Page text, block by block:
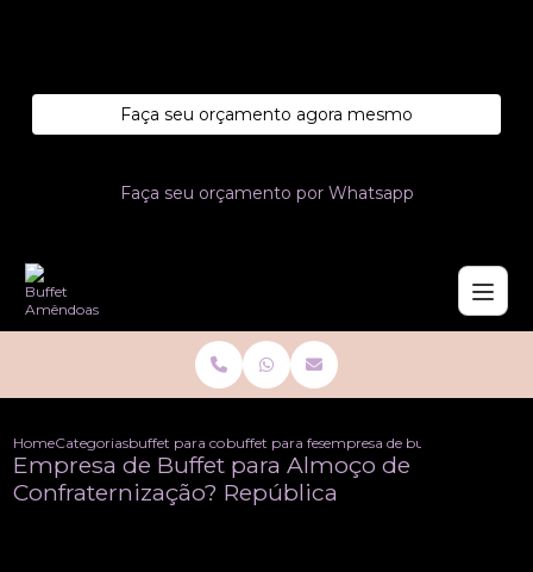
Faça seu orçamento agora mesmo
Faça seu orçamento por Whatsapp
HomeCategoriasbuffet para confraternizacoes
buffet para festa de confraternizacao de
empresa de buffet para
Empresa de Buffet para Almoço de
Confraternização? República